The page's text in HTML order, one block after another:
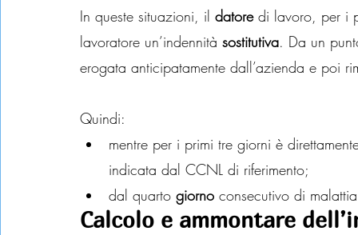
In queste situazioni, il datore di lavoro, per i
lavoratore un’indennità sostitutiva. Da un
erogata anticipatamente dall’azienda e poi
Quindi:
mentre per i primi tre giorni è
indicata dal CCNL di riferimento;
dal quarto giorno consecutivo di
Calcolo e ammontare